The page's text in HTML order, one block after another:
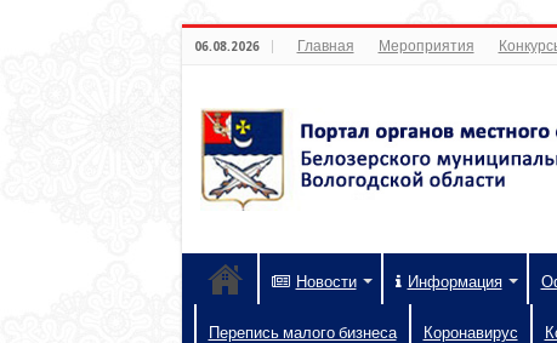
06.08.2026 Главная Мероприятия
Новости Информация
Перепись малого бизнеса Коронавирус